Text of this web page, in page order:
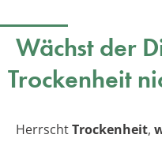
Wächst der
Trockenheit
HerrschtTrockenheit,